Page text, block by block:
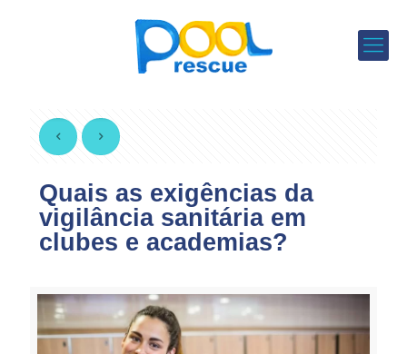
Quais as exigências da
vigilância sanitária em
clubes e academias?